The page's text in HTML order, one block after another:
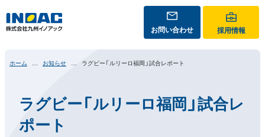
お問い合わせ 採用情報
ホーム お知らせ ラグビー「ルリーロ福岡」試合レポート
ラグビー「ルリーロ福岡」試合レ
ポート